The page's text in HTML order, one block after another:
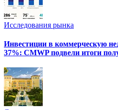
Исследования рынка
Инвестиции в коммерческую
37%: CMWP подвели итоги